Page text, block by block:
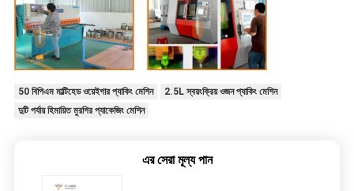
50 বিপিএম মাল্টিহেড ওয়েইগার প্যাকিং মেশিন
2.5L স্বয়ংক্রিয় ওজন প্যাকিং মেশিন
দুটি পর্যায় হিমায়িত মুরগির প্যাকেজিং মেশিন
এর সেরা মূল্য পান